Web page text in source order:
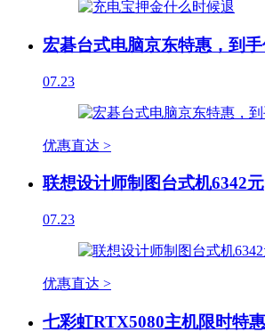
宏碁台式电脑京东特惠，到
07.23
优惠直达 >
联想设计师制图台式机6342元
07.23
优惠直达 >
七彩虹RTX5080主机限时特惠